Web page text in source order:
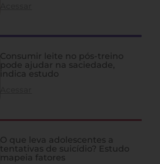
Consumir leite no pós-treino
pode ajudar na saciedade,
indica estudo
O que leva adolescentes a
tentativas de suicídio? Estudo
mapeia fatores